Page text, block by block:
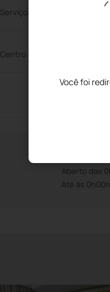
Você foi
Serviços de Cocktails
Centro de Convenções
Aberto das
Até às